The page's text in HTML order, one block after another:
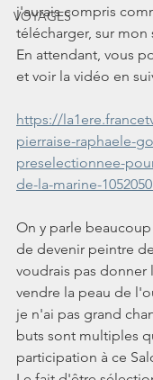
VOYAGES
j'aurais compris
télécharger, sur mon
En attendant, vous
et voir la vidéo en
https://
pierraise-raphaele-
preselectionnee-
de-la-marine-
On y parle
de devenir peintre
voudrais pas donner
vendre la peau de
je n'ai pas grand
buts sont multiples
participation à ce